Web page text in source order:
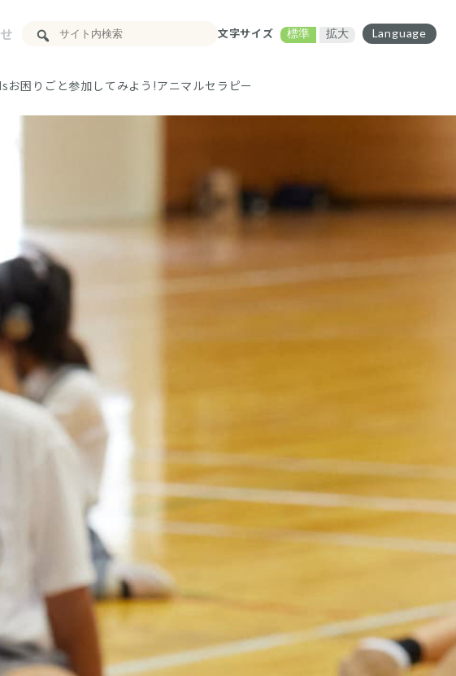
文字サイズ 標準 拡大 Language
お困りごと参加してみよう!アニマルセラピー